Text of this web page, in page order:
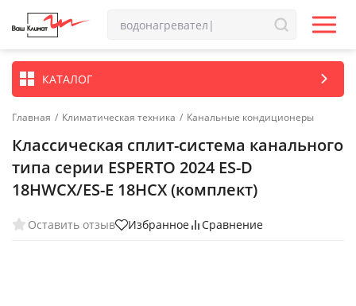
КАТАЛОГ
Главная / Климатическая техника / Канальные кондиционеры
Классическая сплит-система канального
типа серии ESPERTO 2024 ES-D
18HWCX/ES-E 18HСX (комплект)
Оставить отзыв Избранное Сравнение